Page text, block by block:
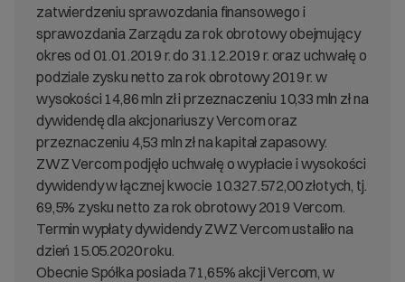
zatwierdzeniu sprawozdania finansowego i
sprawozdania Zarządu za rok obrotowy obejmujący
okres od 01.01.2019 r. do 31.12.2019 r. oraz uchwałę o
podziale zysku netto za rok obrotowy 2019 r. w
wysokości 14,86 mln zł i przeznaczeniu 10,33 mln zł na
dywidendę dla akcjonariuszy Vercom oraz
przeznaczeniu 4,53 mln zł na kapitał zapasowy.
ZWZ Vercom podjęło uchwałę o wypłacie i wysokości
dywidendy w łącznej kwocie 10.327.572,00 złotych, tj.
69,5% zysku netto za rok obrotowy 2019 Vercom.
Termin wypłaty dywidendy ZWZ Vercom ustaliło na
dzień 15.05.2020 roku.
Obecnie Spółka posiada 71,65% akcji Vercom, w